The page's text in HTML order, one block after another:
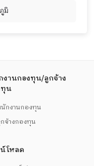
มิ
านกองทุน/ลูกจ้าง
น
กงานกองทุน
จ้างกองทุน
โหลด